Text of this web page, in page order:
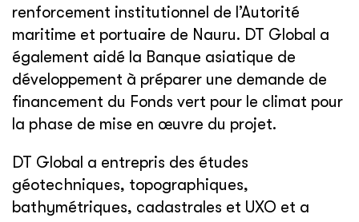
renforcement institutionnel de l’Autorité
maritime et portuaire de Nauru. DT Global a
également aidé la Banque asiatique de
développement à préparer une demande de
financement du Fonds vert pour le climat pour
la phase de mise en œuvre du projet.
DT Global a entrepris des études
géotechniques, topographiques,
bathymétriques, cadastrales et UXO et a